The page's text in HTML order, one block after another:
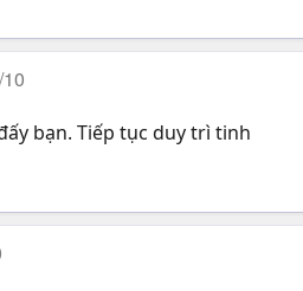
bạn. Tiếp tục duy trì tinh